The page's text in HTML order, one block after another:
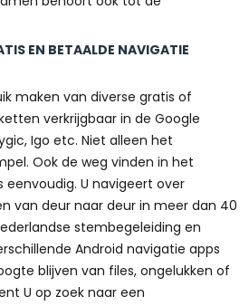
EN BETAALDE NAVIGATIE
maken van diverse gratis of
verkrijgbaar in de Google
Igo etc. Niet alleen het
Ook de weg vinden in het
U navigeert over
van deur naar deur in meer dan 40
stembegeleiding en
Android navigatie apps
blijven van files, ongelukken of
U op zoek naar een